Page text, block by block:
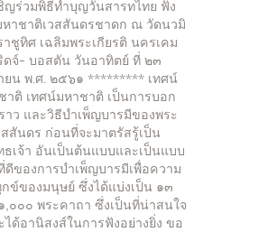
ญร่วมพิธีทำบุญวันสารทไทย ฟัง
หาชาติเวสสันดรชาดก ณ วัดนวมิ
าชูทิศ เฉลิมพระเกียรติ นครเคม
ดจ์- บอสตัน วันอาทิตย์ ที่ ๒๓
ยน พ.ศ. ๒๕๖๑ ********* เทศน์
าติ เทศน์มหาชาติ เป็นการบอก
ราว และวิธีบำเพ็ญบารมีของพระ
สสันดร ก่อนที่จะมาตรัสรู้เป็น
ธเจ้า อันเป็นต้นแบบและเป็นแบบ
ดีของการบำเพ็ญบารมีเพื่อความ
ข์ของมนุษย์ ซึ่งได้แบ่งเป็น ๑๓
๐๐๐ พระคาถา ซึ่งเป็นที่น่าสนใจ
ได้อานิสงส์ในการฟังอย่างยิ่ง ขอ